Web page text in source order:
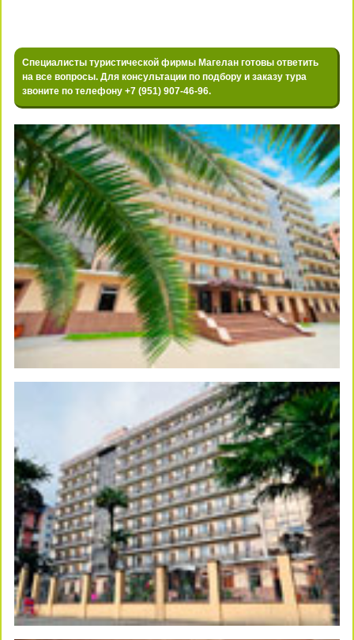
Специалисты туристической фирмы Магелан готовы ответить
на все вопросы. Для консультации по подбору и заказу тура
звоните по телефону +7 (951) 907-46-96.